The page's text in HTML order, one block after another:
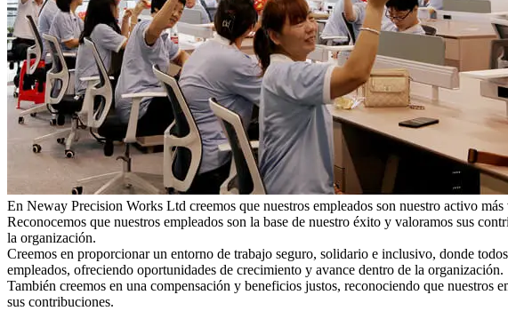
En Neway Precision Works Ltd creemos que nuestros empleados son nuestro activo
Reconocemos que nuestros empleados son la base de nuestro éxito y valoramos sus
la organización.
Creemos en proporcionar un entorno de trabajo seguro, solidario e inclusivo, donde
empleados, ofreciendo oportunidades de crecimiento y avance dentro de la organización.
También creemos en una compensación y beneficios justos, reconociendo que nuestros
sus contribuciones.